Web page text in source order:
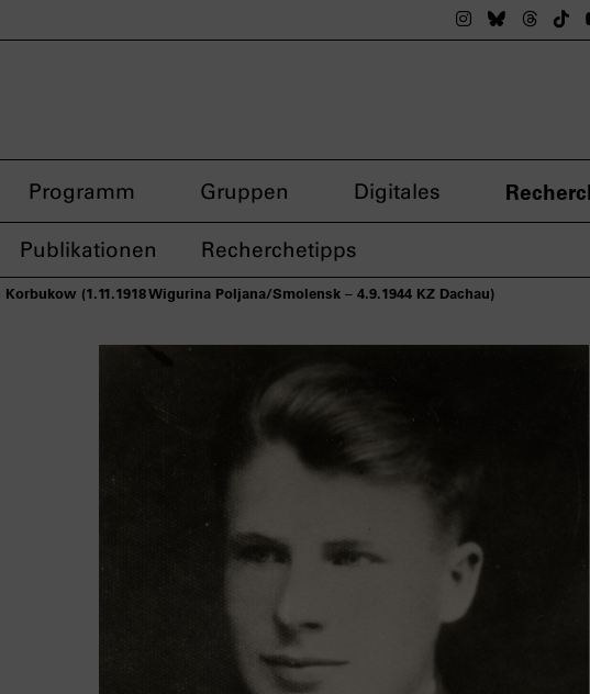
Das nsdoku
DasDas
Programm Gruppen Digitales
Publikationen Recherchetipps
Korbukow (1.11.1918 Wigurina Poljana/Smolensk – 4.9.1944 KZ Dachau)